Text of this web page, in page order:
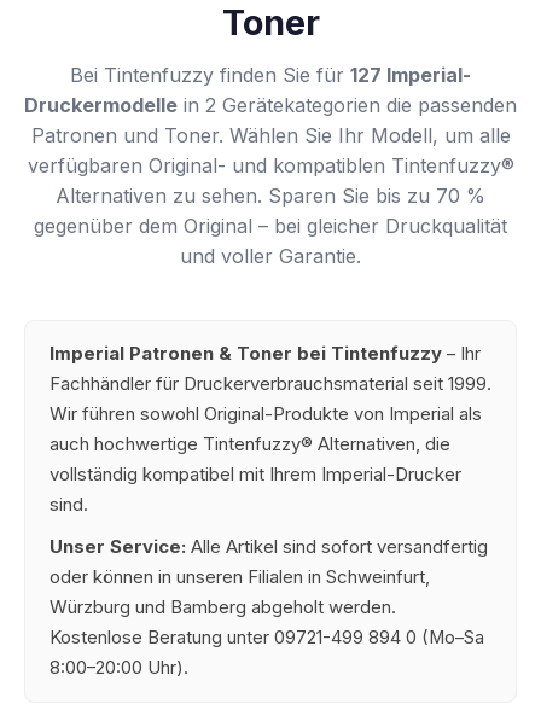
Toner
Bei Tintenfuzzy finden Sie für 127 Imperial-
Druckermodelle in 2 Gerätekategorien die passenden
Patronen und Toner. Wählen Sie Ihr Modell, um alle
verfügbaren Original- und kompatiblen Tintenfuzzy®
Alternativen zu sehen. Sparen Sie bis zu 70 %
gegenüber dem Original – bei gleicher Druckqualität
und voller Garantie.
Imperial Patronen & Toner bei Tintenfuzzy – Ihr
Fachhändler für Druckerverbrauchsmaterial seit 1999.
Wir führen sowohl Original-Produkte von Imperial als
auch hochwertige Tintenfuzzy® Alternativen, die
vollständig kompatibel mit Ihrem Imperial-Drucker
sind.
Unser Service: Alle Artikel sind sofort versandfertig
oder können in unseren Filialen in Schweinfurt,
Würzburg und Bamberg abgeholt werden.
Kostenlose Beratung unter 09721-499 894 0 (Mo–Sa
8:00–20:00 Uhr).